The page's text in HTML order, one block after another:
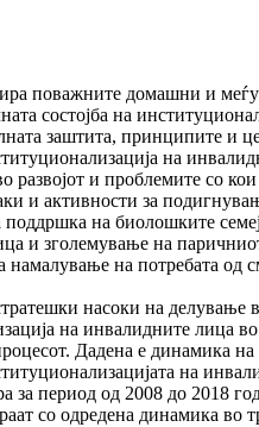
поважните домашни и
состојба на
заш­­­тита, принципите и
на
развојот и проб­ле­ми­­те со кои
и активности за
поддршка на биолошките
и зголе­му­ва­ње на
намалување на потребата од
насоки на делување
на ин­ва­лидните лица
Дадена е динамика на
на
за период од 2008 до 2018
со одредена дина­ми­ка во